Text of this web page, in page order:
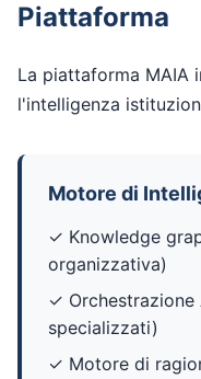
Piattaforma
La piattaforma MAIA
l'intelligenza
Motore di
✓ Knowledge
organizzativa)
✓ Orchestrazione
specializzati)
✓ Motore di